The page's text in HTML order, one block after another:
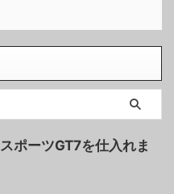
ポーツGT7を仕入れま